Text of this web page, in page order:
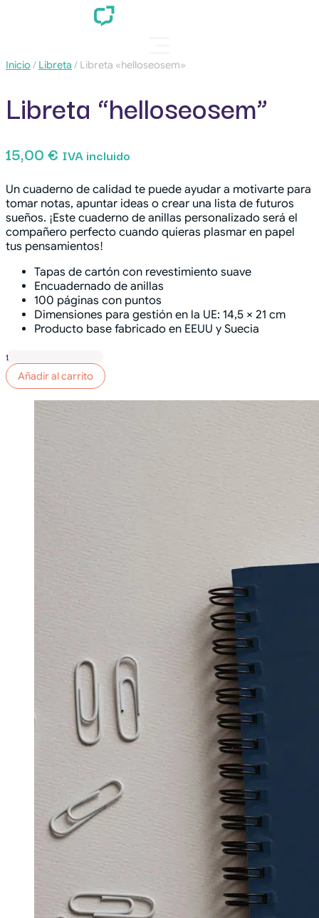
Inicio/ Libreta / Libreta «helloseosem»
Libreta “helloseosem”
15,00€ IVA incluido
Un cuaderno de calidad te puede ayudar a motivarte para
tomar notas, apuntar ideas o crear una lista de futuros
sueños. ¡Este cuaderno de anillas personalizado será el
compañero perfecto cuando quieras plasmar en papel
tus pensamientos!
Tapas de cartón con revestimiento suave
Encuadernado de anillas
100 páginas con puntos
Dimensiones para gestión en la UE: 14,5 × 21 cm
Producto base fabricado en EEUU y Suecia
Libreta
"helloseosem"
cantidad
Añadir al carrito